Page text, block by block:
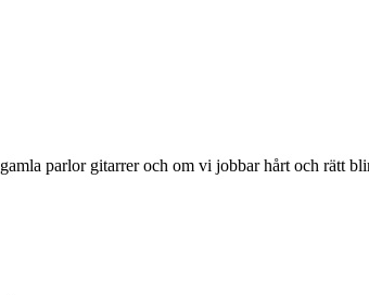
parlor gitarrer och om vi jobbar hårt och rätt